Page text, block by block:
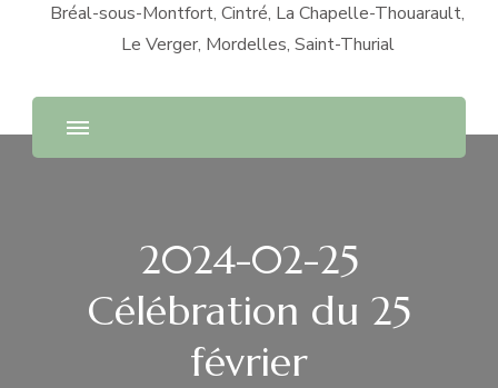
Bréal-sous-Montfort, Cintré, La Chapelle-Thouarault,
Le Verger, Mordelles, Saint-Thurial
2024-02-25
Célébration du 25
février